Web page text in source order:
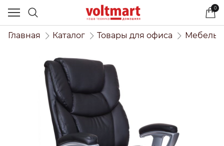
0
Главная Каталог Товары для офиса Мебель